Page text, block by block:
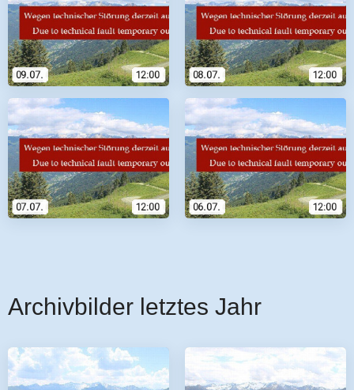
Archivbilder letztes Jahr